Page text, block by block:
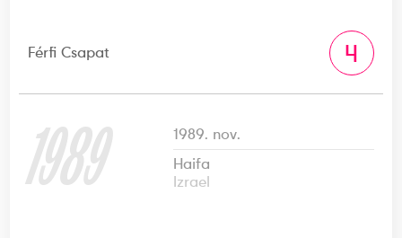
Férfi Csapat 4
1989
1989. nov.
Haifa
Izrael